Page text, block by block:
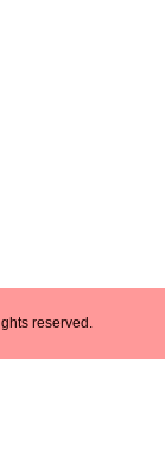
reserved.